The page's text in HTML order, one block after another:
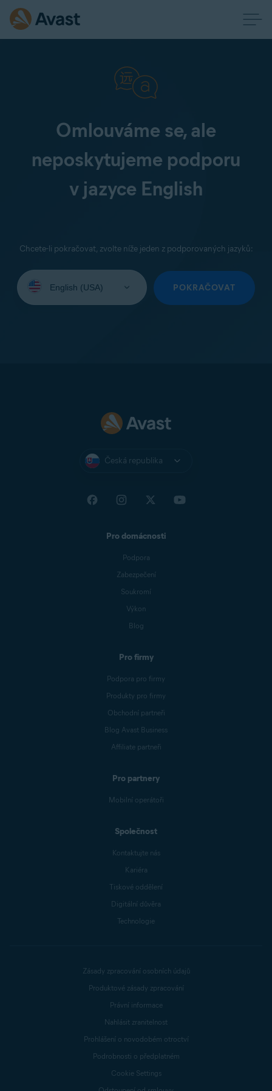
Omlouváme se, ale
neposkytujeme podporu
v jazyce English
Chcete-li pokračovat, zvolte níže jeden z podporovaných jazyků:
jazyk:
POKRAČOVAT
Česká republika
Pro domácnosti
Podpora
Zabezpečení
Soukromí
Výkon
Blog
Pro firmy
Podpora pro firmy
Produkty pro firmy
Obchodní partneři
Blog Avast Business
Affiliate partneři
Pro partnery
Mobilní operátoři
Společnost
Kontaktujte nás
Kariéra
Tiskové oddělení
Digitální důvěra
Technologie
Zásady zpracování osobních údajů
Produktové zásady zpracování
Právní informace
Nahlásit zranitelnost
Prohlášení o novodobém otroctví
Podrobnosti o předplatném
Cookie Settings